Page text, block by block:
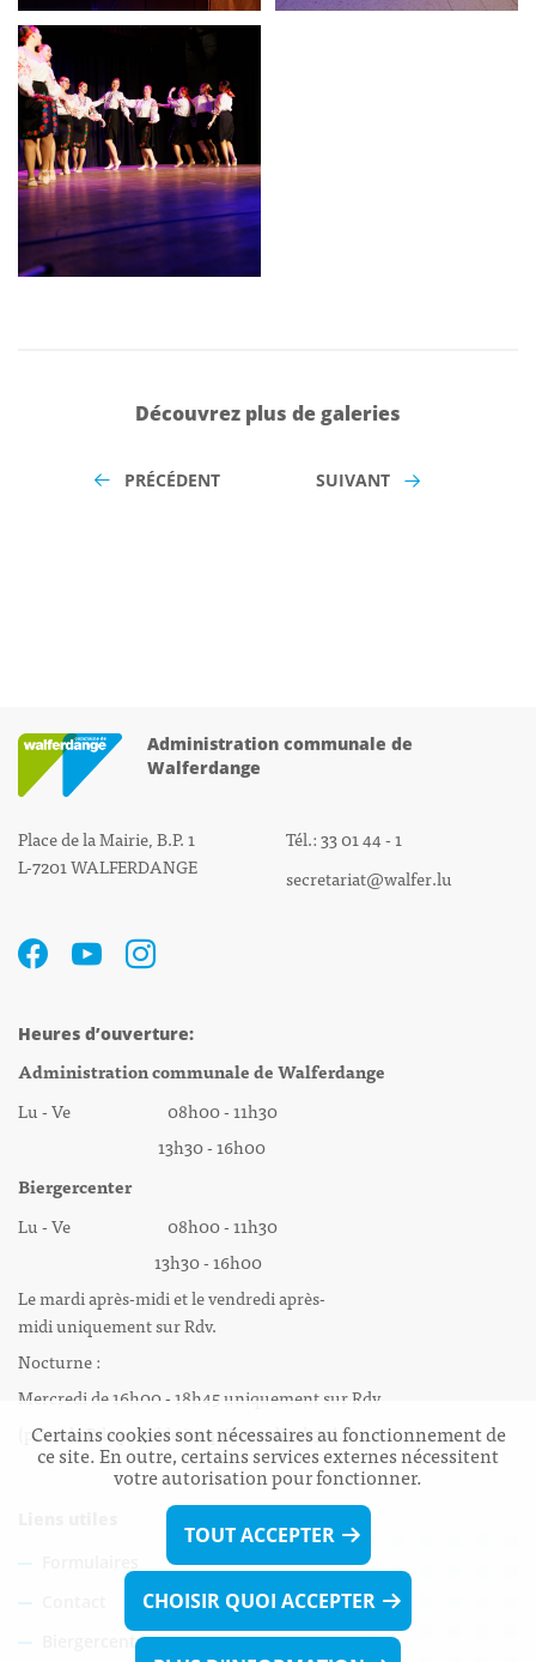
Découvrez plus de galeries
PRÉCÉDENT SUIVANT
Administration communale de
Walferdange
Place de la Mairie, B.P. 1
L-7201 WALFERDANGE
Tél.: 33 01 44 - 1
secretariat@walfer.lu
Heures d’ouverture:
Administration communale de Walferdange
Lu - Ve 08h00 - 11h30
13h30 - 16h00
Biergercenter
Lu - Ve 08h00 - 11h30
13h30 - 16h00
Le mardi après-midi et le vendredi après-
midi uniquement sur Rdv.
Nocturne :
Mercredi de 16h00 - 18h45 uniquement sur Rdv
(prise de Rdv possible jusqu'à mardi 11h30).
Biergercenter
Certains cookies sont nécessaires au fonctionnement de
ce site. En outre, certains services externes nécessitent
votre autorisation pour fonctionner.
TOUT ACCEPTER
CHOISIR QUOI ACCEPTER